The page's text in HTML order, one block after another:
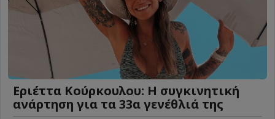
Εριέττα Κούρκουλου: Η συγκινητική
ανάρτηση για τα 33α γενέθλιά της